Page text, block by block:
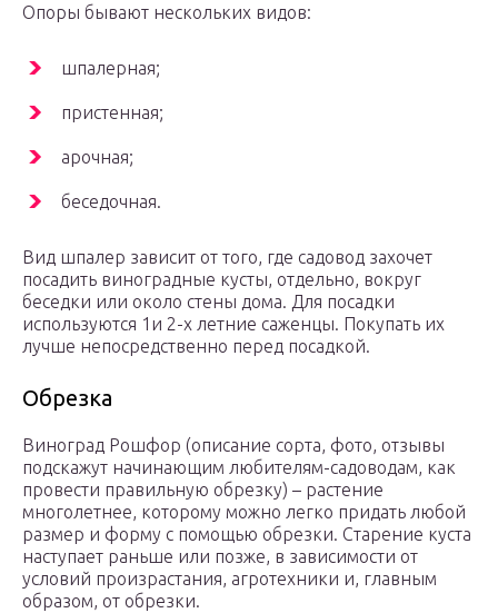
Опоры бывают нескольких видов:
шпалерная;
пристенная;
арочная;
беседочная.
Вид шпалер зависит от того, где садовод захочет
посадить виноградные кусты, отдельно, вокруг
беседки или около стены дома. Для посадки
используются 1и 2-х летние саженцы. Покупать их
лучше непосредственно перед посадкой.
Обрезка
Виноград Рошфор (описание сорта, фото, отзывы
подскажут начинающим любителям-садоводам, как
провести правильную обрезку) – растение
многолетнее, которому можно легко придать любой
размер и форму с помощью обрезки. Старение куста
наступает раньше или позже, в зависимости от
условий произрастания, агротехники и, главным
образом, от обрезки.